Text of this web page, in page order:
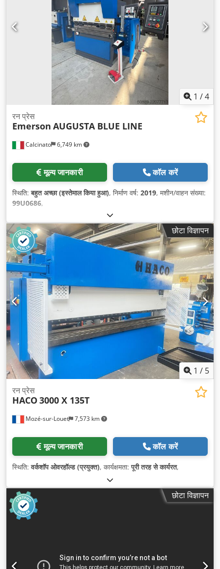
1 /4
Calcinato 6,749 km
रन प्रेस
Emerson AUGUSTA BLUE LINE
मूल्य जानकारी कॉल करें
स्थिति:बहुत अच्छा (इस्तेमाल किया हुआ), निर्माण वर्ष: 2019, मशीन/वाहन संख्या:
99U0686,
छोटा विज्ञापन
1 / 5
Mozé-sur-Louet 7,573 km
रन प्रेस
HACO3000 X 135T
मूल्य जानकारी कॉल करें
स्थिति:वर्कशॉप ओवरहॉल्ड (प्रयुक्त), कार्यक्षमता:पूरी तरह से कार्यरत,
छोटा विज्ञापन